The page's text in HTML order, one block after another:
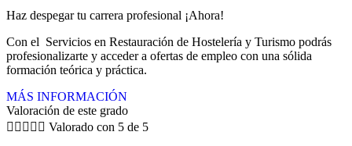
Haz despegar tu carrera profesional ¡Ahora!
Con el Servicios en Restauración de Hostelería y Turismo podrás
profesionalizarte y acceder a ofertas de empleo con una sólida
formación teórica y práctica.
MÁS INFORMACIÓN
Valoración de este grado
     Valorado con 5 de 5